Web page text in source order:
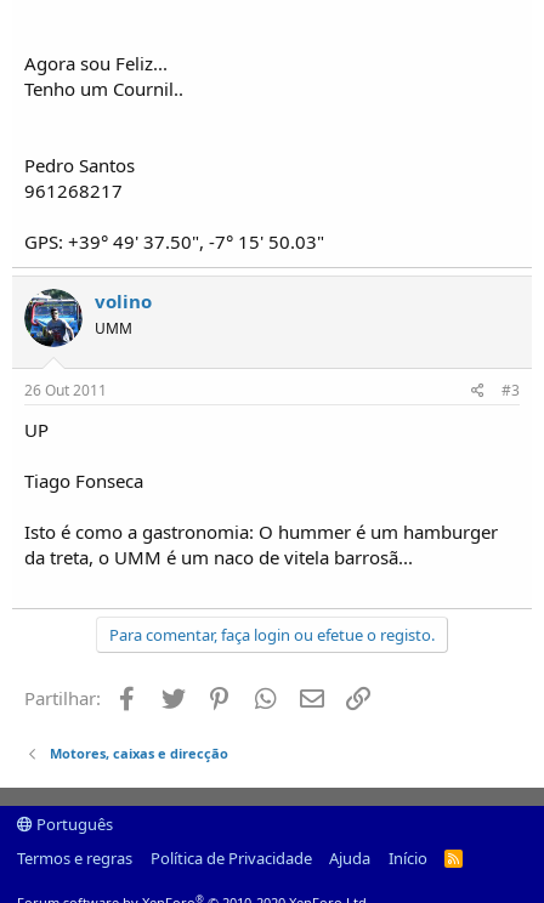
Agora sou Feliz...
Tenho um Cournil..
Pedro Santos
961268217
GPS: +39° 49' 37.50", -7° 15' 50.03"
volino
UMM
26 Out 2011 #3
UP
Tiago Fonseca
Isto é como a gastronomia: O hummer é um hamburger
da treta, o UMM é um naco de vitela barrosã...
Para comentar, faça login ou efetue o registo.
Partilhar: Facebook
Twitter PinterestWhatsapp
Email
Motores, caixas e direcção
Português
Termos e regras
Política de Privacidade Ajuda Início
R
®